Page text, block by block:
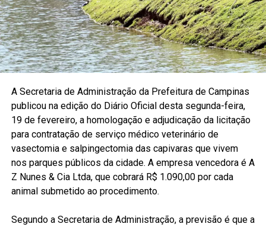
A Secretaria de Administração da Prefeitura de Campinas
publicou na edição do Diário Oficial desta segunda-feira,
19 de fevereiro, a homologação e adjudicação da licitação
para contratação de serviço médico veterinário de
vasectomia e salpingectomia das capivaras que vivem
nos parques públicos da cidade. A empresa vencedora é A
Z Nunes & Cia Ltda, que cobrará R$ 1.090,00 por cada
animal submetido ao procedimento.
Segundo a Secretaria de Administração, a previsão é que a